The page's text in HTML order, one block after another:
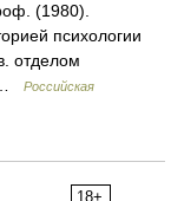
(1980).
психологии
отделом
…
Российская
18+